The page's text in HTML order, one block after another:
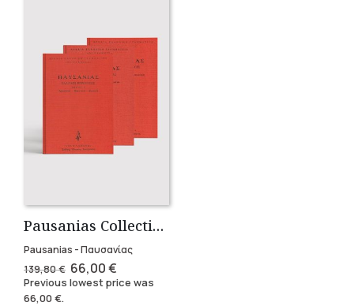
Pausanias Collection – Hardbound (3 volumes)
Pausanias - Παυσανίας
139,80€ Original
price
was:
66,00€Current
price
is:
Previous lowest price was
66,00€.